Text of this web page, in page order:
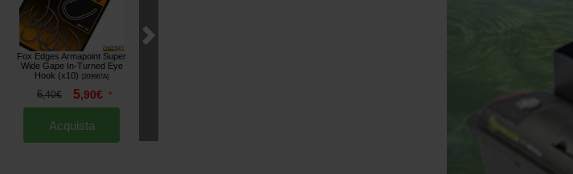
Fox Edges Armapoint Super
Wide Gape In-Turned Eye
Hook (x10)
209987A]
6,40€ 5,90€ *
Acquista